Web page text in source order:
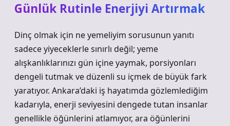
Günlük Rutinle Enerjiyi Artırmak
Dinç olmak için ne yemeliyim sorusunun yanıtı
sadece yiyeceklerle sınırlı değil; yeme
alışkanlıklarınızı gün içine yaymak, porsiyonları
dengeli tutmak ve düzenli su içmek de büyük fark
yaratıyor. Ankara’daki iş hayatımda gözlemlediğim
kadarıyla, enerji seviyesini dengede tutan insanlar
genellikle öğünlerini atlamıyor, ara öğünlerini